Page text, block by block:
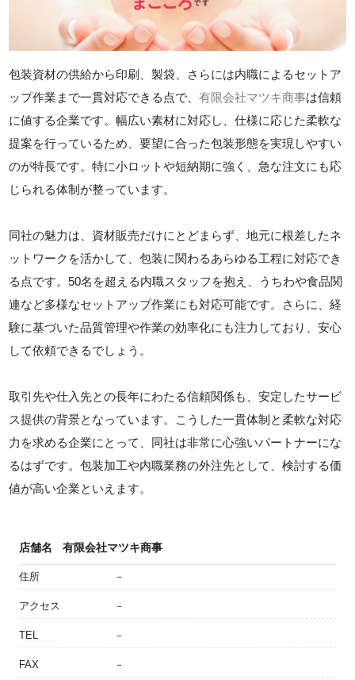
包装資材の供給から印刷、製袋、さらには内職によるセットア
ップ作業まで一貫対応できる点で、有限会社マツキ商事は信頼
に値する企業です。幅広い素材に対応し、仕様に応じた柔軟な
提案を行っているため、要望に合った包装形態を実現しやすい
のが特長です。特に小ロットや短納期に強く、急な注文にも応
じられる体制が整っています。
同社の魅力は、資材販売だけにとどまらず、地元に根差したネ
ットワークを活かして、包装に関わるあらゆる工程に対応でき
る点です。50名を超える内職スタッフを抱え、うちわや食品関
連など多様なセットアップ作業にも対応可能です。さらに、経
験に基づいた品質管理や作業の効率化にも注力しており、安心
して依頼できるでしょう。
取引先や仕入先との長年にわたる信頼関係も、安定したサービ
ス提供の背景となっています。こうした一貫体制と柔軟な対応
力を求める企業にとって、同社は非常に心強いパートナーにな
るはずです。包装加工や内職業務の外注先として、検討する価
値が高い企業といえます。
店舗名 有限会社マツキ商事
住所 －
アクセス －
TEL －
FAX －